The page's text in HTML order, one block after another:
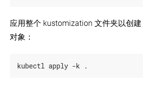
应用整个 kustomization 文件夹以创
对象：
kubectl apply -k .